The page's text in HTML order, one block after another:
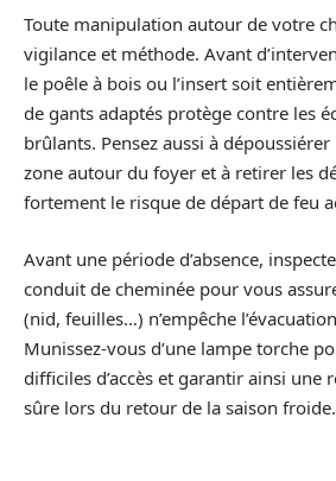
Toute manipulation autour de votre
vigilance et méthode. Avant
le poêle à bois ou l’insert soit
de gants adaptés protège contre les
brûlants. Pensez aussi à
zone autour du foyer et à retirer les
fortement le risque de départ de feu
Avant une période d’absence,
conduit de cheminée pour vous
(nid, feuilles…) n’empêche
Munissez-vous d’une lampe torche
difficiles d’accès et garantir ainsi une
sûre lors du retour de la saison froide.